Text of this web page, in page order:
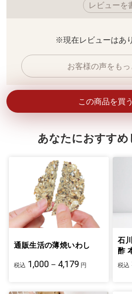
レビューを
※現在レビューはあ
お客様の声をもっ
この商品を買う
あなたにおすすめ
通販生活の薄焼いわし
税込 1,000－4,179 円
石
酢
税込